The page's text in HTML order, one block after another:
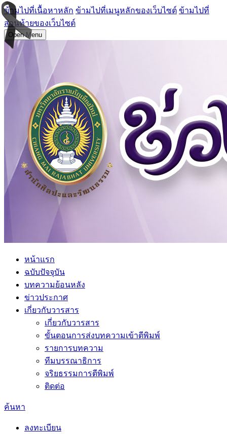
ข้ามไปที่เนื้อหาหลัก ข้ามไปที่เมนูหลักของเว็บไซต์ ข้ามไปที่
ส่วนท้ายของเว็บไซต์
Open Menu
หน้าแรก
ฉบับปัจจุบัน
บทความย้อนหลัง
ข่าวประกาศ
เกี่ยวกับวารสาร
เกี่ยวกับวารสาร
ขั้นตอนการส่งบทความเข้าตีพิมพ์
รายการบทความ
ทีมบรรณาธิการ
จริยธรรมการตีพิมพ์
ติดต่อ
ค้นหา
ลงทะเบียน